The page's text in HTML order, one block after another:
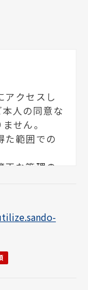
アクセスし
人の同意な
せん。
た範囲での
正な管理の
用させて
人情報を使
せし、お